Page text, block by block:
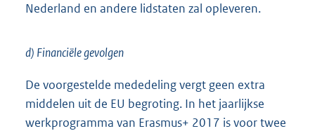
Nederland en andere lidstaten zal opleveren.
d) Financiële gevolgen
De voorgestelde mededeling vergt geen extra
middelen uit de EU begroting. In het jaarlijkse
werkprogramma van Erasmus+ 2017 is voor twee